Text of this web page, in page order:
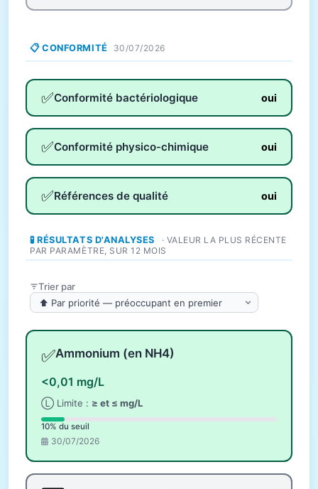
📋 CONFORMITÉ 30/07/2026
✅Conformité bactériologique oui
✅Conformité physico-chimique oui
✅Références de qualité oui
🧪 RÉSULTATS D'ANALYSES
· VALEUR LA PLUS RÉCENTE
PAR PARAMÈTRE, SUR 12 MOIS
Trier par
✅Ammonium (en NH4)
<0,01 mg/L
Ⓛ Limite : ≥ et ≤ mg/L
10% du seuil
30/07/2026